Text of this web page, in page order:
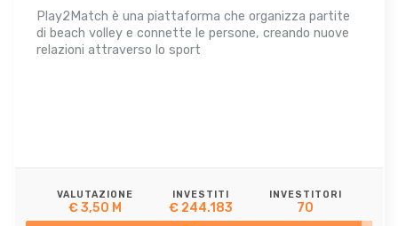
Play2Match è una piattaforma che organizza partite
di beach volley e connette le persone, creando nuove
relazioni attraverso lo sport
VALUTAZIONE
€ 3,50 M
INVESTITI
€ 244.183
INVESTITORI
70